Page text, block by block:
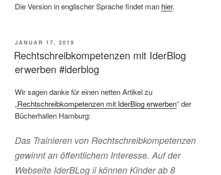
Die Version in englischer Sprache findet man hier.
VERÖFFENTLICHT
AM
JANUAR 17, 2019
Rechtschreibkompetenzen mit IderBlog
erwerben #iderblog
Wir sagen danke für einen netten Artikel zu
„Rechtschreibkompetenzen mit IderBlog erwerben“ der
Bücherhallen Hamburg:
Das Trainieren von Rechtschreibkompetenzen
gewinnt an öffentlichem Interesse. Auf der
Webseite IderBLog ii können Kinder ab 8